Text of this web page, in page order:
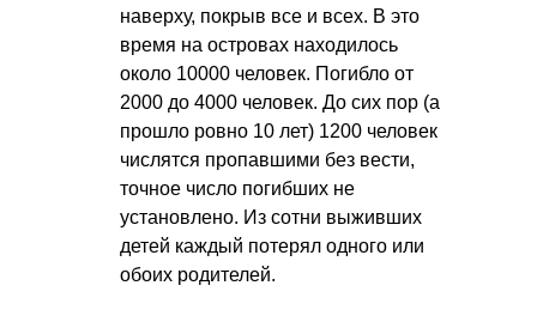
наверху, покрыв все и всех. В это
время на островах находилось
около 10000 человек. Погибло от
2000 до 4000 человек. До сих пор (а
прошло ровно 10 лет) 1200 человек
числятся пропавшими без вести,
точное число погибших не
установлено. Из сотни выживших
детей каждый потерял одного или
обоих родителей.